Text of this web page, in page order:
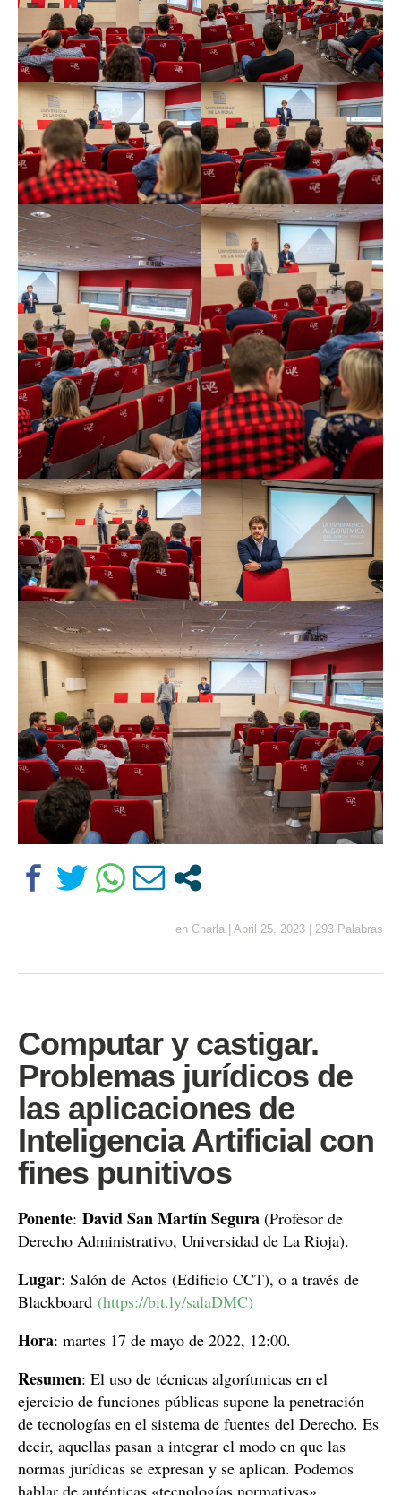
en Charla April 25, 2023 293 Palabras
Computar y castigar.
Problemas jurídicos de
las aplicaciones de
Inteligencia Artificial con
fines punitivos
Ponente: David San Martín Segura (Profesor de
Derecho Administrativo, Universidad de La Rioja).
Lugar: Salón de Actos (Edificio CCT), o a través de
Blackboard (https://bit.ly/salaDMC)
Hora: martes 17 de mayo de 2022, 12:00.
Resumen: El uso de técnicas algorítmicas en el
ejercicio de funciones públicas supone la penetración
de tecnologías en el sistema de fuentes del Derecho. Es
decir, aquellas pasan a integrar el modo en que las
normas jurídicas se expresan y se aplican. Podemos